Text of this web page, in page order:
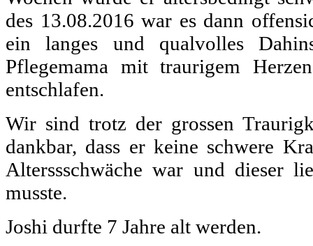
des 13.08.2016 war es dann
ein langes und qualvolles
Pflegemama mit traurigem
entschlafen.
Wir sind trotz der grossen
dankbar, dass er keine schwere
Alterssschwäche war und dieser
musste.
Joshi durfte 7 Jahre alt werden.